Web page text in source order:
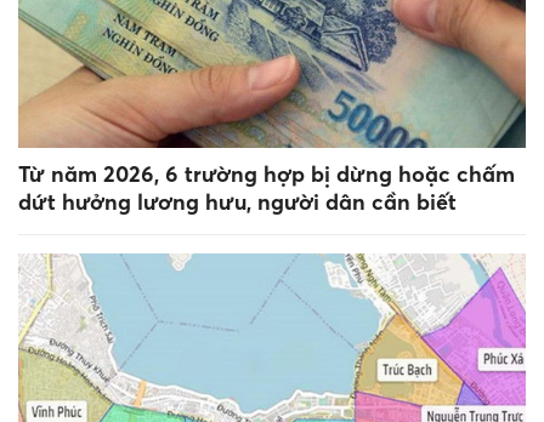
Từ năm 2026, 6 trường hợp bị dừng hoặc chấm
dứt hưởng lương hưu, người dân cần biết